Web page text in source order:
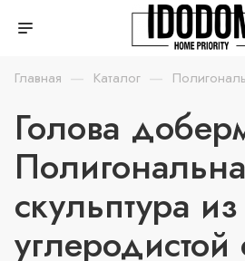
Главная — Каталог —
Голова
скульптура из
углеродистой